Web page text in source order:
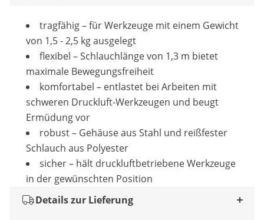
tragfähig – für Werkzeuge mit einem Gewicht
von 1,5 - 2,5 kg ausgelegt
flexibel – Schlauchlänge von 1,3 m bietet
maximale Bewegungsfreiheit
komfortabel – entlastet bei Arbeiten mit
schweren Druckluft-Werkzeugen und beugt
Ermüdung vor
robust – Gehäuse aus Stahl und reißfester
Schlauch aus Polyester
sicher – hält druckluftbetriebene Werkzeuge
in der gewünschten Position
Details zur Lieferung